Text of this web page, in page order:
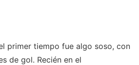
primer tiempo fue algo soso, con
de gol. Recién en el